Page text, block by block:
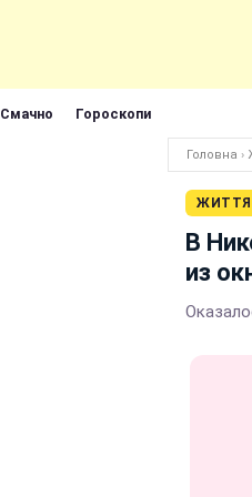
Смачно Гороскопи
Головна ›
ЖИТТЯ
В
из